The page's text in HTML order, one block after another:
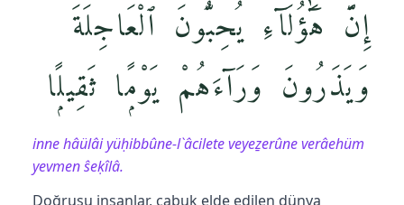
إِنَّ هَٰٓؤُلَآءِ يُحِبُّونَ ٱلْعَاجِلَةَ
وَيَذَرُونَ وَرَآءَهُمْ يَوْمًۭا ثَقِيلًۭا
inne hâülâi yüḥibbûne-l`âcilete veyeẕerûne verâehüm
yevmen ŝeḳîlâ.
Doğrusu insanlar, çabuk elde edilen dünya